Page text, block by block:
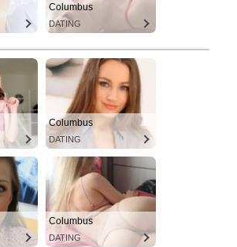
Columbus
DATING
Columbus
DATING
Columbus
DATING